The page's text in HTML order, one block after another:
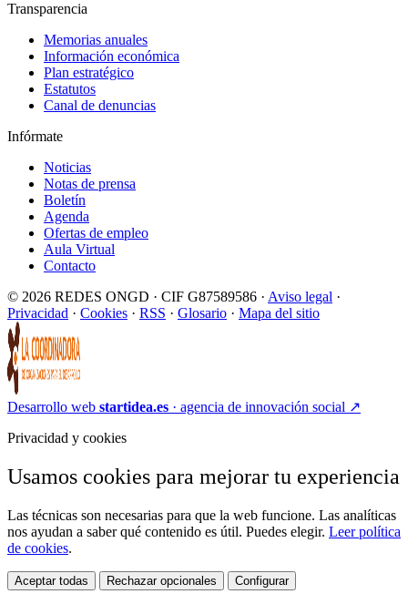
Transparencia
Memorias anuales
Información económica
Plan estratégico
Estatutos
Canal de denuncias
Infórmate
Noticias
Notas de prensa
Boletín
Agenda
Ofertas de empleo
Aula Virtual
Contacto
© 2026 REDES ONGD · CIF G87589586 · Aviso legal ·
Privacidad · Cookies · RSS · Glosario · Mapa del sitio
Desarrollo web startidea.es · agencia de innovación social ↗
Privacidad y cookies
Usamos cookies para mejorar tu experiencia
Las técnicas son necesarias para que la web funcione. Las analíticas
nos ayudan a saber qué contenido es útil. Puedes elegir. Leer política
de cookies.
Aceptar todas Rechazar opcionales Configurar